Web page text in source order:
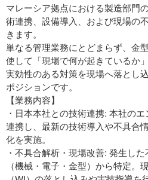
マレーシア拠点における製造部門
術連携、設備導入、および現場の
きます。
単なる管理業務にとどまらず、金
使して「現場で何が起きているか」
実効性のある対策を現場へ落とし
ポジションです。
【業務内容】
・日本本社との技術連携: 本社の
連携し、最新の技術導入や不具合
化を実施。
・不具合解析・現場改善: 発生し
（機械・電子・金型）から特定。